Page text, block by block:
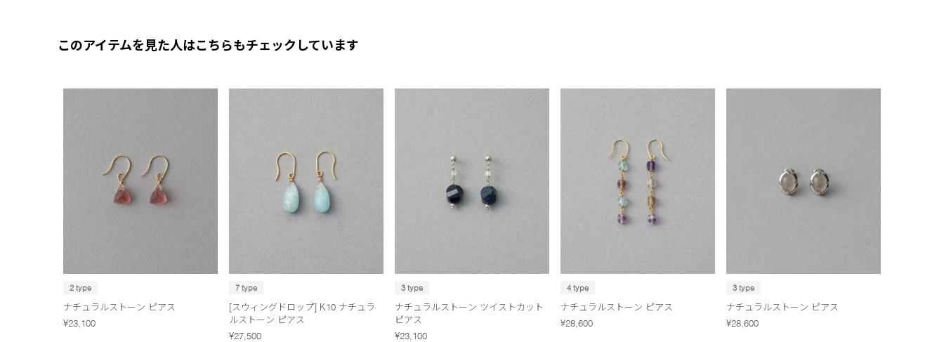
このアイテムを見た人はこちらもチェックしています
2 type
ナチュラルストーン ピアス
¥23,100
7 type
[スウィングドロップ] K10 ナチュラ
ルストーン ピアス
¥27,500
3 type
ナチュラルストーン ツイストカット
ピアス
¥23,100
4 type
ナチュラルストーン ピアス
¥28,600
3 type
ナチュラルストーン ピアス
¥28,600